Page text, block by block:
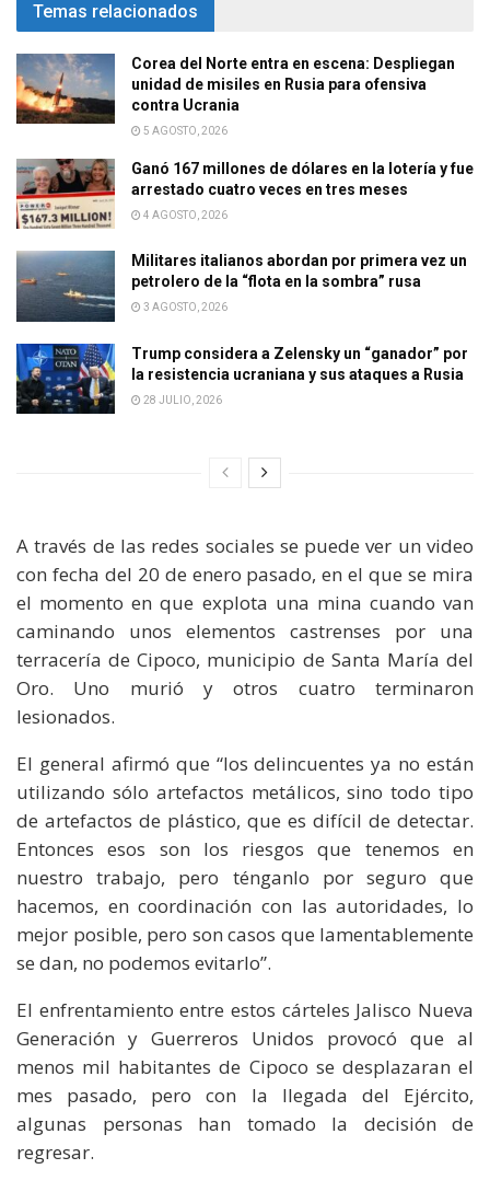
Temas relacionados
Corea del Norte entra en escena: Despliegan
unidad de misiles en Rusia para ofensiva
contra Ucrania
5 AGOSTO, 2026
Ganó 167 millones de dólares en la lotería y fue
arrestado cuatro veces en tres meses
4 AGOSTO, 2026
Militares italianos abordan por primera vez un
petrolero de la “flota en la sombra” rusa
3 AGOSTO, 2026
Trump considera a Zelensky un “ganador” por
la resistencia ucraniana y sus ataques a Rusia
28 JULIO, 2026
A través de las redes sociales se puede ver un video
con fecha del 20 de enero pasado, en el que se mira
el momento en que explota una mina cuando van
caminando unos elementos castrenses por una
terracería de Cipoco, municipio de Santa María del
Oro. Uno murió y otros cuatro terminaron
lesionados.
El general afirmó que “los delincuentes ya no están
utilizando sólo artefactos metálicos, sino todo tipo
de artefactos de plástico, que es difícil de detectar.
Entonces esos son los riesgos que tenemos en
nuestro trabajo, pero ténganlo por seguro que
hacemos, en coordinación con las autoridades, lo
mejor posible, pero son casos que lamentablemente
se dan, no podemos evitarlo”.
El enfrentamiento entre estos cárteles Jalisco Nueva
Generación y Guerreros Unidos provocó que al
menos mil habitantes de Cipoco se desplazaran el
mes pasado, pero con la llegada del Ejército,
algunas personas han tomado la decisión de
regresar.